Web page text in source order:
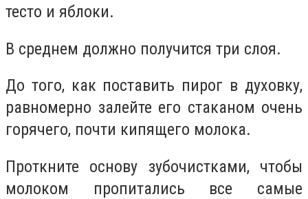
тесто и яблоки.
В среднем должно получится три слоя.
До того, как поставить пирог в духовку,
равномерно залейте его стаканом очень
горячего, почти кипящего молока.
Проткните основу зубочистками, чтобы
молоком пропитались все самые